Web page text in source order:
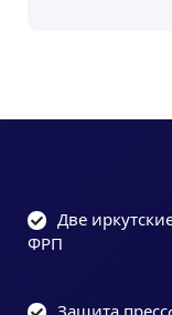
Две
ФРП